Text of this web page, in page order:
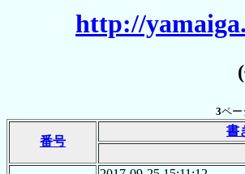
http://
3ペー
番号
書